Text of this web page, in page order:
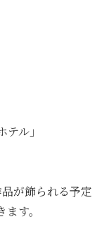
ル」
が飾られる予定
す。